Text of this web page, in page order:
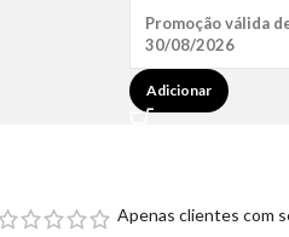
Promoção válida
30/08/2026
Adicionar
Apenas clientes com